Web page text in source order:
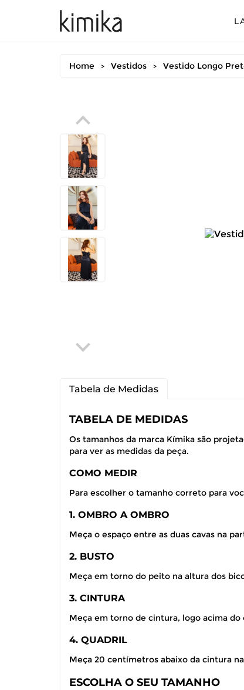
Home > Vestidos > Vestido Longo
Tabela de Medidas
TABELA DE MEDIDAS
Os tamanhos da marca Kímika são
para ver as medidas da peça.
COMO MEDIR
Para escolher o tamanho correto para
1. OMBRO A OMBRO
Meça o espaço entre as duas cavas na
2. BUSTO
Meça em torno do peito na altura dos
3. CINTURA
Meça em torno de cintura, logo acima do
4. QUADRIL
Meça 20 centímetros abaixo da cintura
ESCOLHA O SEU TAMANHO